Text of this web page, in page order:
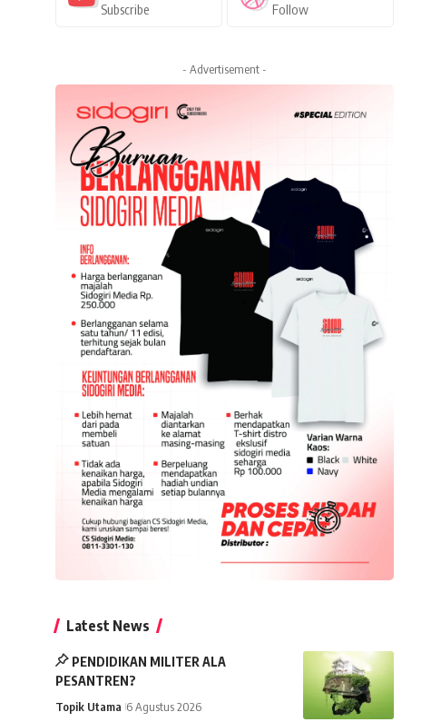
Subscribe Follow
- Advertisement -
Latest News
PENDIDIKAN MILITER ALA
PESANTREN?
Topik Utama 6 Agustus 2026